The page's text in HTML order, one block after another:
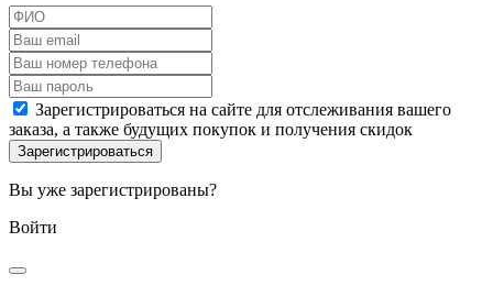
Зарегистрироваться на сайте для отслеживания вашего
заказа, а также будущих покупок и получения скидок
Вы уже зарегистрированы?
Войти